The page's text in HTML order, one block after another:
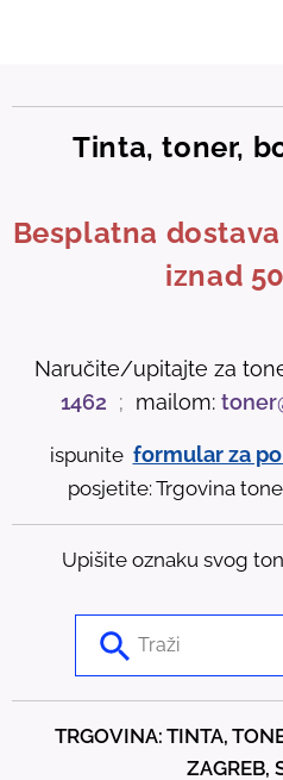
Tinta, toner,
Besplatna
iznad
Naručite/upitajte za
1462 ; mailom:
ispunite formular za
posjetite: Trgovina
Upišite oznaku svog
TRGOVINA: TINTA,
ZAGREB,